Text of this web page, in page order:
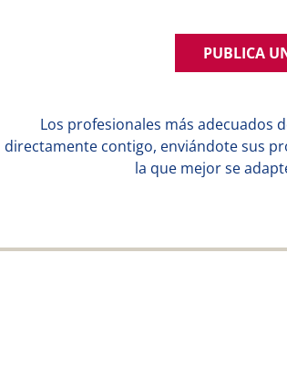
PUBLICA
Los profesionales más adecuados
directamente contigo, enviándote sus
la que mejor se